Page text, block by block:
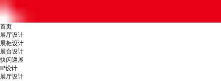
首页
展厅设计
展柜设计
展台设计
快闪巡展
IP设计
展厅设计